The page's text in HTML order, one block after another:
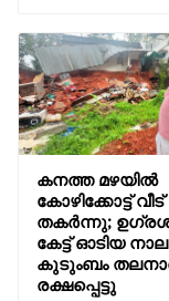
കനത്ത മഴയിൽ
കോഴിക്കോട്ട് വീട്
തകര്‍ന്നു;
കേട്ട് ഓടിയ
കുടുംബം
രക്ഷപ്പെട്ടു